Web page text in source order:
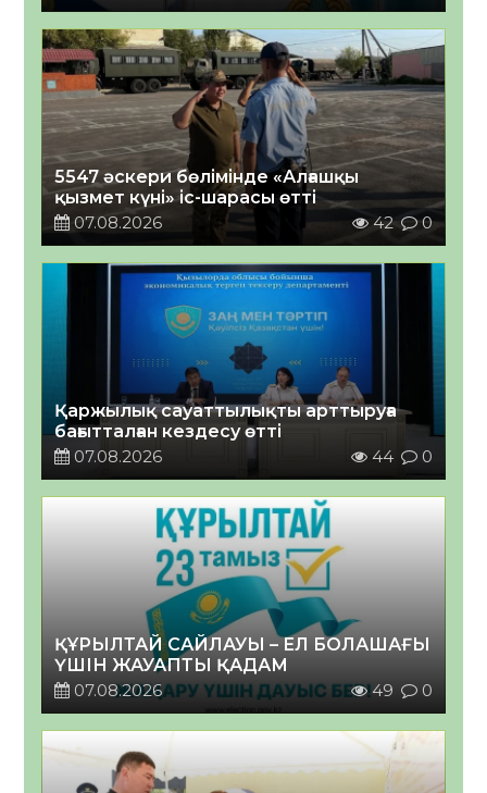
5547 әскери бөлімінде «Алғашқы
қызмет күні» іс-шарасы өтті
07.08.2026
42 0
Қаржылық сауаттылықты арттыруға
бағытталған кездесу өтті
07.08.2026
44 0
ҚҰРЫЛТАЙ САЙЛАУЫ – ЕЛ БОЛАШАҒЫ
ҮШІН ЖАУАПТЫ ҚАДАМ
07.08.2026
49 0